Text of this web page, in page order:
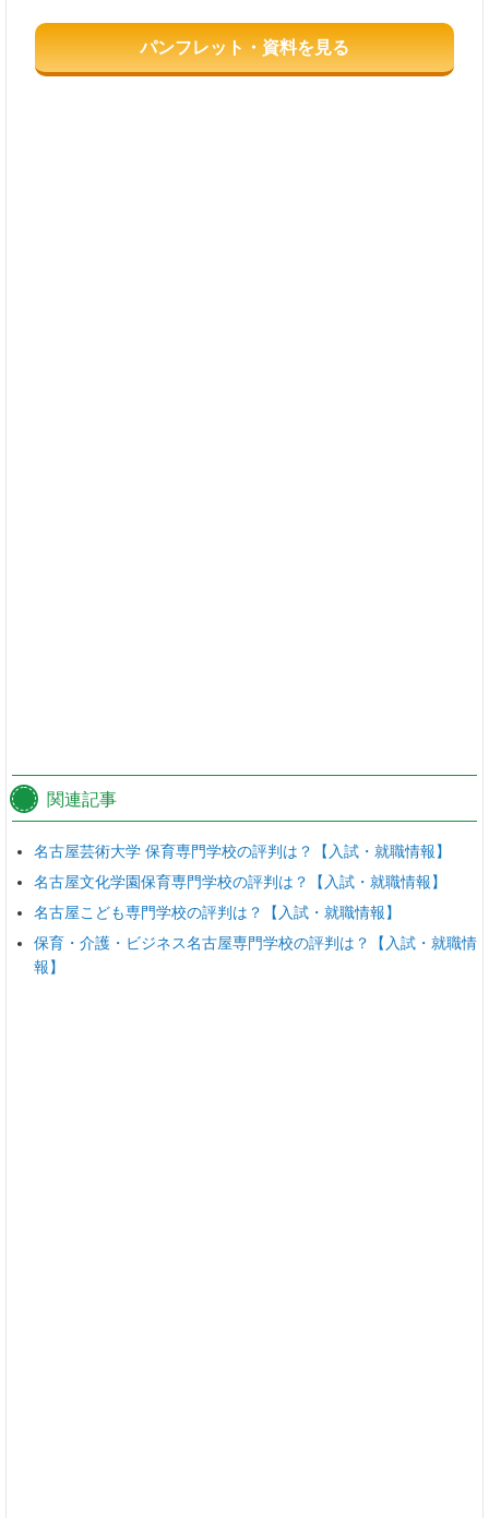
パンフレット・資料を見る
関連記事
名古屋芸術大学 保育専門学校の評判は？【入試・就職情報】
名古屋文化学園保育専門学校の評判は？【入試・就職情報】
名古屋こども専門学校の評判は？【入試・就職情報】
保育・介護・ビジネス名古屋専門学校の評判は？【入試・就職情
報】